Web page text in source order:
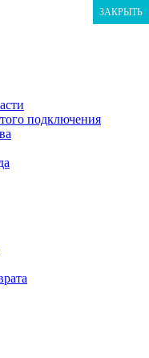
подключения
ЗАКРЫТЬ
ЗАКРЫТЬ
ЗАКРЫТЬ